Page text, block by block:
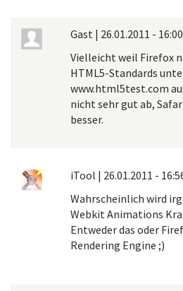
Gast | 26.01.2011 -
Vielleicht weil Firefox
HTML5-Standards
www.html5test.com
nicht sehr gut ab,
besser.
iTool | 26.01.2011 -
Wahrscheinlich wird
Webkit Animations
Entweder das oder
Rendering Engine ;)